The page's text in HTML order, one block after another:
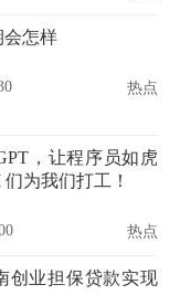
会怎样
热点
，让程序员如虎
为我们打工！
热点
创业担保贷款实现